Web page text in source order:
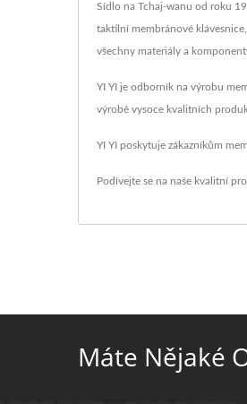
Sídlo na Tchaj-wanu od roku
taktilní membránové
všechny materiály a
YI YI je odborník na výrobu
výrobě vysoce kvalitních
YI YI poskytuje zákazníkům
Podívejte se na naše kvalitní
Máte Nějaké